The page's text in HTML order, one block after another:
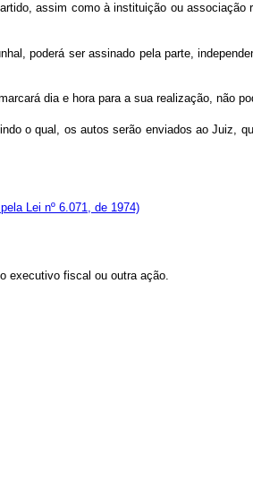
assim como à instituição ou
poderá ser assinado pela parte,
dia e hora para a sua realização, não
o qual, os autos serão enviados ao Juiz,
Lei nº 6.071, de 1974)
executivo fiscal ou outra ação.